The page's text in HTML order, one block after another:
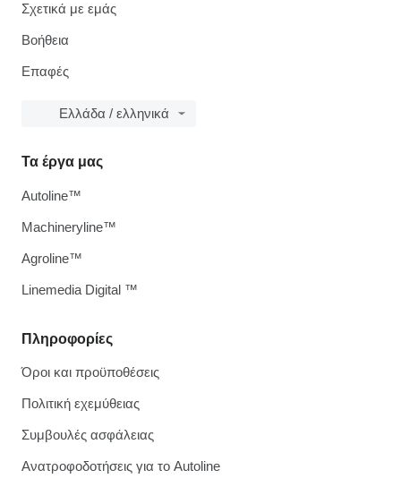
Σχετικά με εμάς
Βοήθεια
Επαφές
Ελλάδα / ελληνικά
Πληροφορίες
Όροι και προϋποθέσεις
Πολιτική εχεμύθειας
Συμβουλές ασφάλειας
Ανατροφοδοτήσεις για το Autoline
Τα έργα μας
Autoline™
Machineryline™
Agroline™
Linemedia Digital ™